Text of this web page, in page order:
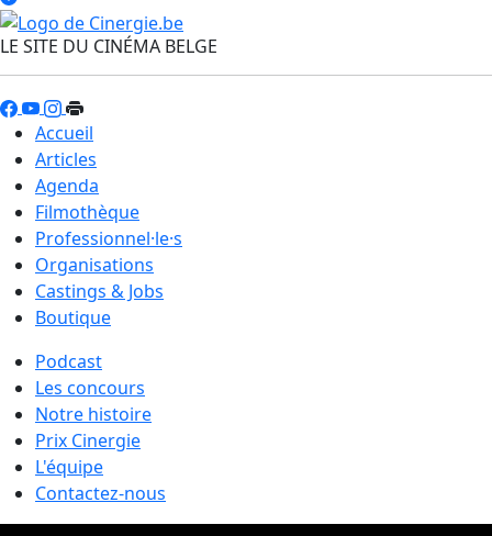
LE SITE DU CINÉMA BELGE
Accueil
Articles
Agenda
Filmothèque
Professionnel·le·s
Organisations
Castings & Jobs
Boutique
Podcast
Les concours
Notre histoire
Prix Cinergie
L'équipe
Contactez-nous